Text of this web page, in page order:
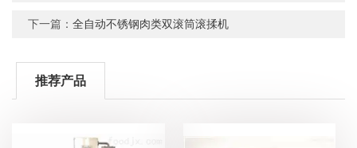
下一篇：全自动不锈钢肉类双滚筒滚揉机
推荐产品